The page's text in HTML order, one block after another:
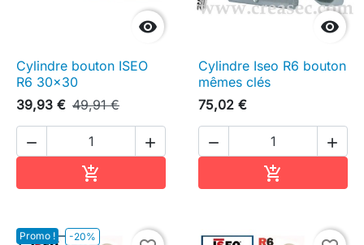

Cylindre bouton ISEO
R6 30x30
39,93 € 49,91 €
 


Cylindre Iseo R6 bouton
mêmes clés
75,02 €
 

Promo ! -20%